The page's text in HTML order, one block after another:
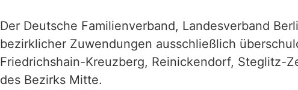
Der Deutsche Familienverband, Landesverband
bezirklicher Zuwendungen ausschließlich
Friedrichshain-Kreuzberg, Reinickendorf, Steglitz-
des Bezirks Mitte.